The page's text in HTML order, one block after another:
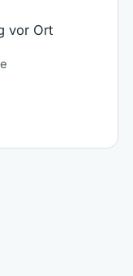
vor Ort